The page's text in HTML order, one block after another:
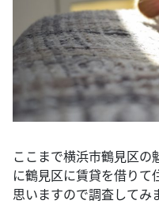
ここまで横浜市鶴見区の
に鶴見区に賃貸を借りて
思いますので調査してみ